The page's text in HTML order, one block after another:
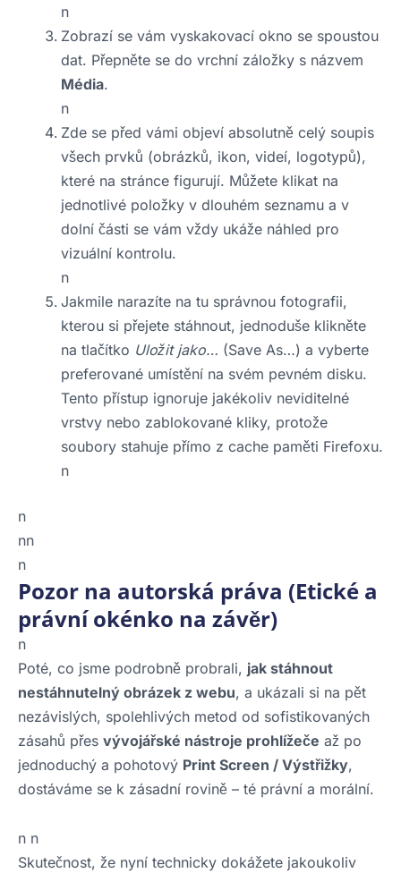
n
Zobrazí se vám vyskakovací okno se spoustou
dat. Přepněte se do vrchní záložky s názvem
Média.
n
Zde se před vámi objeví absolutně celý soupis
všech prvků (obrázků, ikon, videí, logotypů),
které na stránce figurují. Můžete klikat na
jednotlivé položky v dlouhém seznamu a v
dolní části se vám vždy ukáže náhled pro
vizuální kontrolu.
n
Jakmile narazíte na tu správnou fotografii,
kterou si přejete stáhnout, jednoduše klikněte
na tlačítko Uložit jako… (Save As…) a vyberte
preferované umístění na svém pevném disku.
Tento přístup ignoruje jakékoliv neviditelné
vrstvy nebo zablokované kliky, protože
soubory stahuje přímo z cache paměti Firefoxu.
n
n
nn
n
Pozor na autorská práva (Etické a
právní okénko na závěr)
n
Poté, co jsme podrobně probrali, jak stáhnout
nestáhnutelný obrázek z webu, a ukázali si na pět
nezávislých, spolehlivých metod od sofistikovaných
zásahů přes vývojářské nástroje prohlížeče až po
jednoduchý a pohotový Print Screen / Výstřižky,
dostáváme se k zásadní rovině – té právní a morální.
n n
Skutečnost, že nyní technicky dokážete jakoukoliv